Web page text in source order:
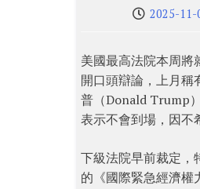
2025-11-
美國最高法院本周將
開口頭辯論，上月稱
普（Donald Trump
表示不會到場，因不
下級法院早前裁定，
的《國際緊急經濟權